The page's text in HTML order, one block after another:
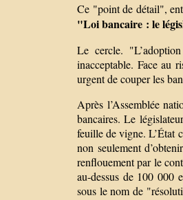
Ce "point de détail",
"Loi bancaire : le
Le cercle.
inacceptable. Face au
urgent de couper les
Après l’Assemblée
bancaires. Le
feuille de vigne. L’État
non seulement
renflouement par le
au-dessus de 100 000
sous le nom de